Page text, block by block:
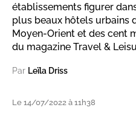
établissements figurer
plus beaux hôtels urbains
Moyen-Orient et des cent
du magazine Travel &
Par Leïla Driss
Le 14/07/2022 à 11h38